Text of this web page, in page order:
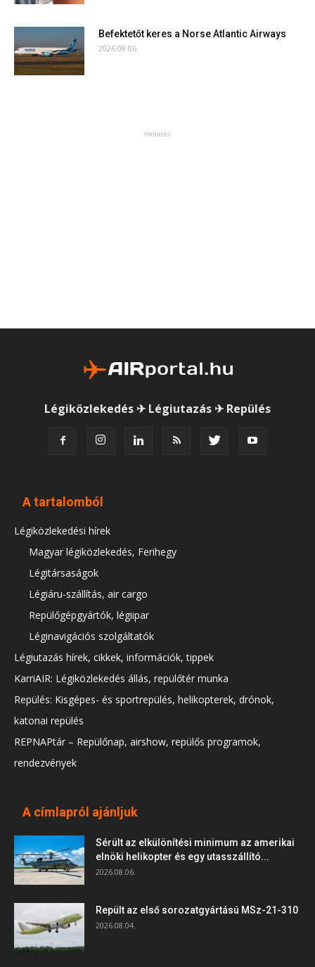
Befektetőt keres a Norse Atlantic Airways
2026.08.06.
Hirdetés
Légiközlekedés ✈ Légiutazás ✈ Repülés
A tartalomból
Légiközlekedési hírek
Magyar légiközlekedés, Ferihegy
Légitársaságok
Légiáru-szállítás, air cargo
Repülőgépgyártók, légiipar
Léginavigációs szolgáltatók
Légiutazás hírek, cikkek, információk, tippek
KarriAIR: Légiközlekedés állás, repülőtér munka
Repülés: Kisgépes- és sportrepülés, helikopterek, drónok,
katonai repülés
REPNAPtár – Repülőnap, airshow, repülős programok,
rendezvények
A címlapról ajánljuk
Sérült az elkülönítési minimum az amerikai
elnöki helikopter és egy utasszállító...
2026.08.06.
Repült az első sorozatgyártású MSz-21-310
2026.08.04.